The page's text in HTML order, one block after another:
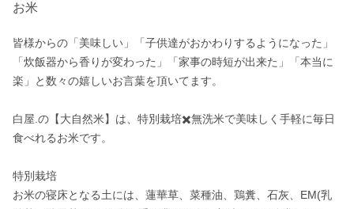
お米
皆様からの「美味しい」「子供達がおかわりするようになった」
「炊飯器から香りが変わった」「家事の時短が出来た」「本当に
楽」と数々の嬉しいお言葉を頂いてます。
白屋.の【大自然米】は、特別栽培✖️無洗米で美味しく手軽に毎日
食べれるお米です。
特別栽培
お米の寝床となる土には、蓮華草、菜種油、鶏糞、石灰、EM(乳